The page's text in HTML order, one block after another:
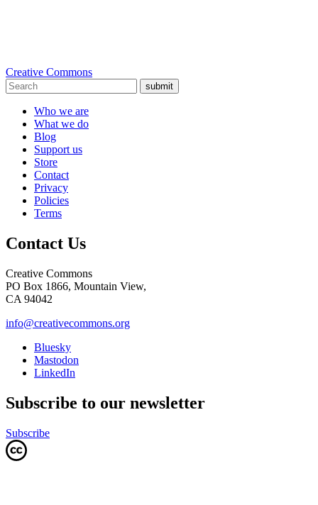
Creative Commons
submit
Who we are
What we do
Blog
Support us
Store
Contact
Privacy
Policies
Terms
Contact Us
Creative Commons
PO Box 1866, Mountain View,
CA 94042
info@creativecommons.org
Bluesky
Mastodon
LinkedIn
Subscribe to our newsletter
Subscribe